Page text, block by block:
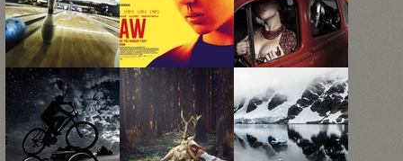
Креативная
фотография
Филипа
Рострона
Хидео
Кодзима
поделился
списком 22
...
Жуткая
чувствительность
стиля, или
исследование
...